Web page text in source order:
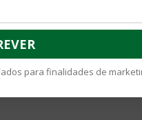
para finalidades de